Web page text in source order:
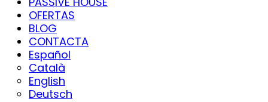
OFERTAS
BLOG
CONTACTA
Español
Català
English
Deutsch